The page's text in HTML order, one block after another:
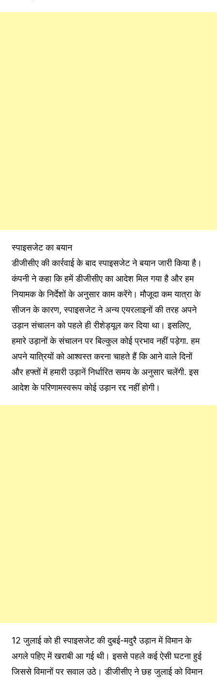
स्पाइसजेट का बयान
डीजीसीए की कार्रवाई के बाद स्पाइसजेट ने बयान जारी किया है।
कंपनी ने कहा कि हमें डीजीसीए का आदेश मिल गया है और हम
नियामक के निर्देशों के अनुसार काम करेंगे। मौजूदा कम यात्रा के
सीजन के कारण, स्पाइसजेट ने अन्य एयरलाइनों की तरह अपने
उड़ान संचालन को पहले ही रीशेड्यूल कर दिया था। इसलिए,
हमारे उड़ानों के संचालन पर बिल्कुल कोई प्रभाव नहीं पड़ेगा. हम
अपने यात्रियों को आश्वस्त करना चाहते हैं कि आने वाले दिनों
और हफ्तों में हमारी उड़ानें निर्धारित समय के अनुसार चलेंगी. इस
आदेश के परिणामस्वरूप कोई उड़ान रद्द नहीं होगी।
12 जुलाई को ही स्पाइसजेट की दुबई-मदुरै उड़ान में विमान के
अगले पहिए में खराबी आ गई थी। इससे पहले कई ऐसी घटना हुई
जिससे विमानों पर सवाल उठे। डीजीसीए ने छह जुलाई को विमान